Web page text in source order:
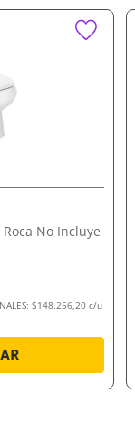
No Incluye
$148.256,20 c/u